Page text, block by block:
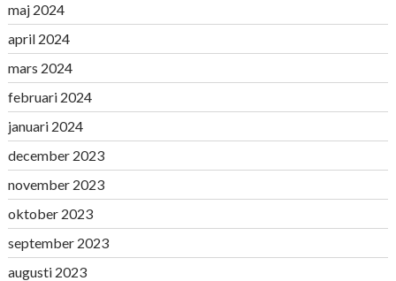
maj 2024
april 2024
mars 2024
februari 2024
januari 2024
december 2023
november 2023
oktober 2023
september 2023
augusti 2023